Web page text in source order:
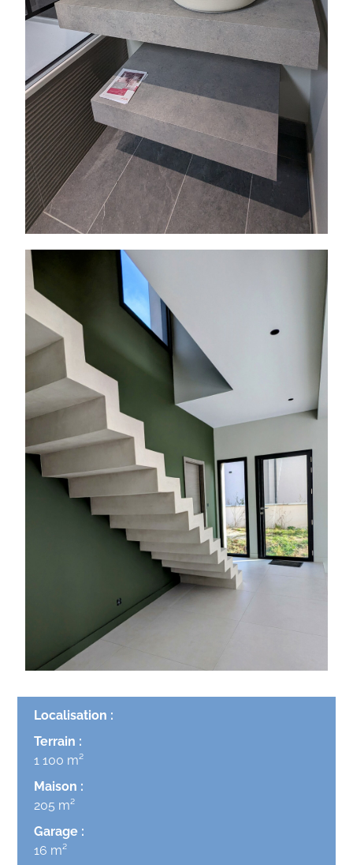
Localisation :
Terrain :
1 100 m²
Maison :
205 m²
Garage :
16 m²